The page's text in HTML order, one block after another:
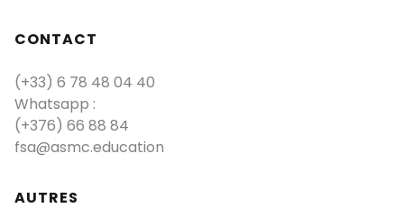
CONTACT
(+33) 6 78 48 04 40
Whatsapp :
(+376) 66 88 84
fsa@asmc.education
AUTRES